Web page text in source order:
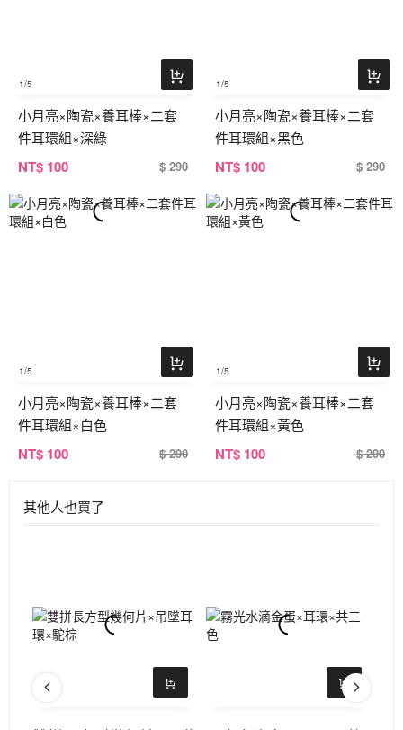
1/5
小月亮×陶瓷×養耳棒×二套
件耳環組×深綠
NT$ 100 $ 290
1/5
小月亮×陶瓷×養耳棒×二套
件耳環組×黑色
NT$ 100 $ 290
1/5
小月亮×陶瓷×養耳棒×二套
件耳環組×白色
NT$ 100 $ 290
1/5
小月亮×陶瓷×養耳棒×二套
件耳環組×黃色
NT$ 100 $ 290
其他人也買了